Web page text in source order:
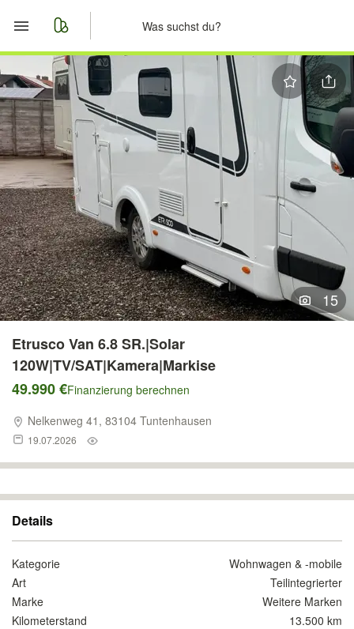
Start
Merkliste
Nachrichten
Anzeige aufgeben
15
Etrusco Van 6.8 SR.|Solar
120W|TV/SAT|Kamera|Markise
49.990 €Finanzierung berechnen
Nelkenweg 41, 83104 Tuntenhausen
19.07.2026
Details
Kategorie
Wohnwagen & -mobile
Art
Teilintegrierter
Marke
Weitere Marken
Kilometerstand
13.500 km